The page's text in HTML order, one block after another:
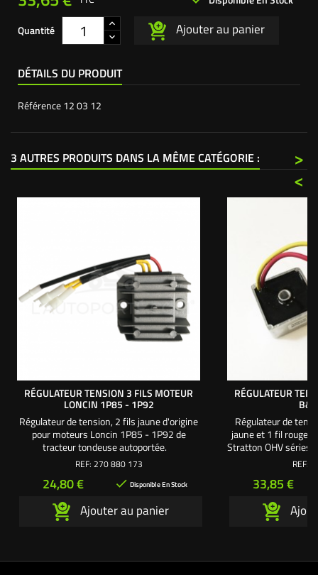
Quantité Ajouter au panier
DÉTAILS DU PRODUIT
Référence12 03 12
3 AUTRES PRODUITS DANS LA MÊME CATÉGORIE :
>
<
RÉGULATEUR TENSION 3 FILS MOTEUR
LONCIN 1P85 - 1P92
Régulateur de tension, 2 fils jaune d'origine
pour moteurs Loncin 1P85 - 1P92 de
tracteur tondeuse autoportée.
REF: 270 880 173
Prix
24,80 €  Disponible En Stock
Ajouter au panier
RÉGULATEUR
Régulateur de
jaune et 1 fil rouge,
Stratton OHV séries
31 - 33 - 35 - 38 -
REF:
Prix
33,85 €